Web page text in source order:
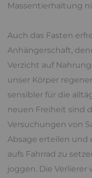
Massentierhaltung
Auch das Fasten
Anhängerschaft,
Verzicht auf
unser Körper
sensibler für die
neuen Freiheit sind
Versuchungen von
Absage erteilen und
aufs Fahrrad zu
joggen. Die Verlierer